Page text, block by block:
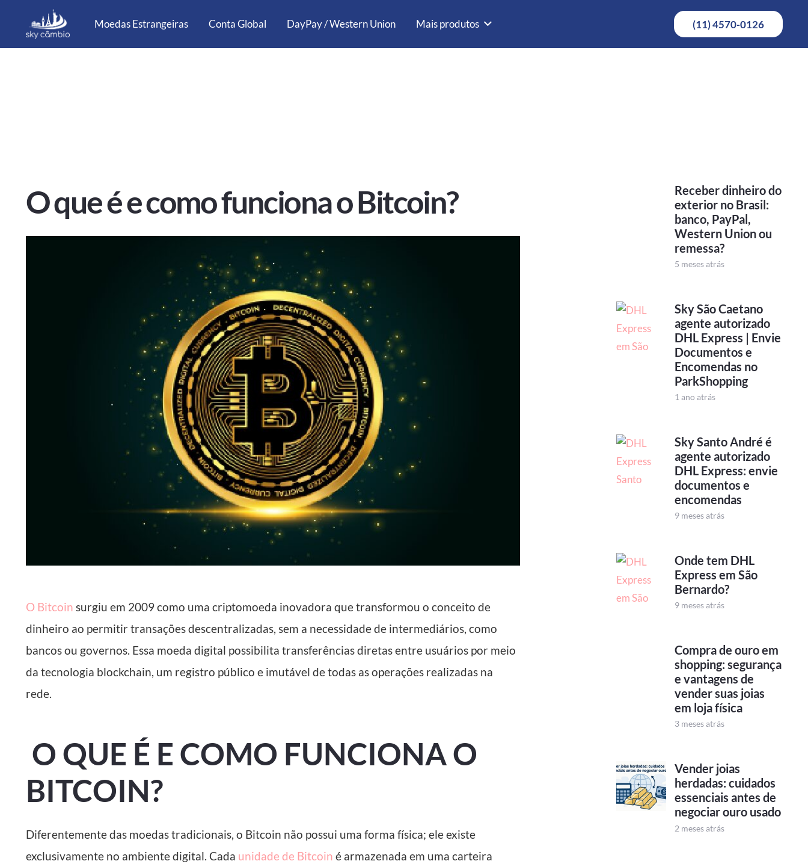
Moedas Estrangeiras Conta Global DayPay / Western Union Mais produtos (11) 4570-0126
O que é e como funciona o Bitcoin?
O Bitcoin surgiu em 2009 como uma criptomoeda inovadora que transformou o conceito de
dinheiro ao permitir transações descentralizadas, sem a necessidade de intermediários, como
bancos ou governos. Essa moeda digital possibilita transferências diretas entre usuários por meio
da tecnologia blockchain, um registro público e imutável de todas as operações realizadas na
rede.
O QUE É E COMO FUNCIONA O
BITCOIN?
Diferentemente das moedas tradicionais, o Bitcoin não possui uma forma física; ele existe
exclusivamente no ambiente digital. Cada unidade de Bitcoin é armazenada em uma carteira
Receber dinheiro do
exterior no Brasil:
banco, PayPal,
Western Union ou
remessa?
5 meses atrás
Sky São Caetano
agente autorizado
DHL Express | Envie
Documentos e
Encomendas no
ParkShopping
1 ano atrás
Sky Santo André é
agente autorizado
DHL Express: envie
documentos e
encomendas
9 meses atrás
Onde tem DHL
Express em São
Bernardo?
9 meses atrás
Compra de ouro em
shopping: segurança
e vantagens de
vender suas joias
em loja física
3 meses atrás
Vender joias
herdadas: cuidados
essenciais antes de
negociar ouro usado
2 meses atrás